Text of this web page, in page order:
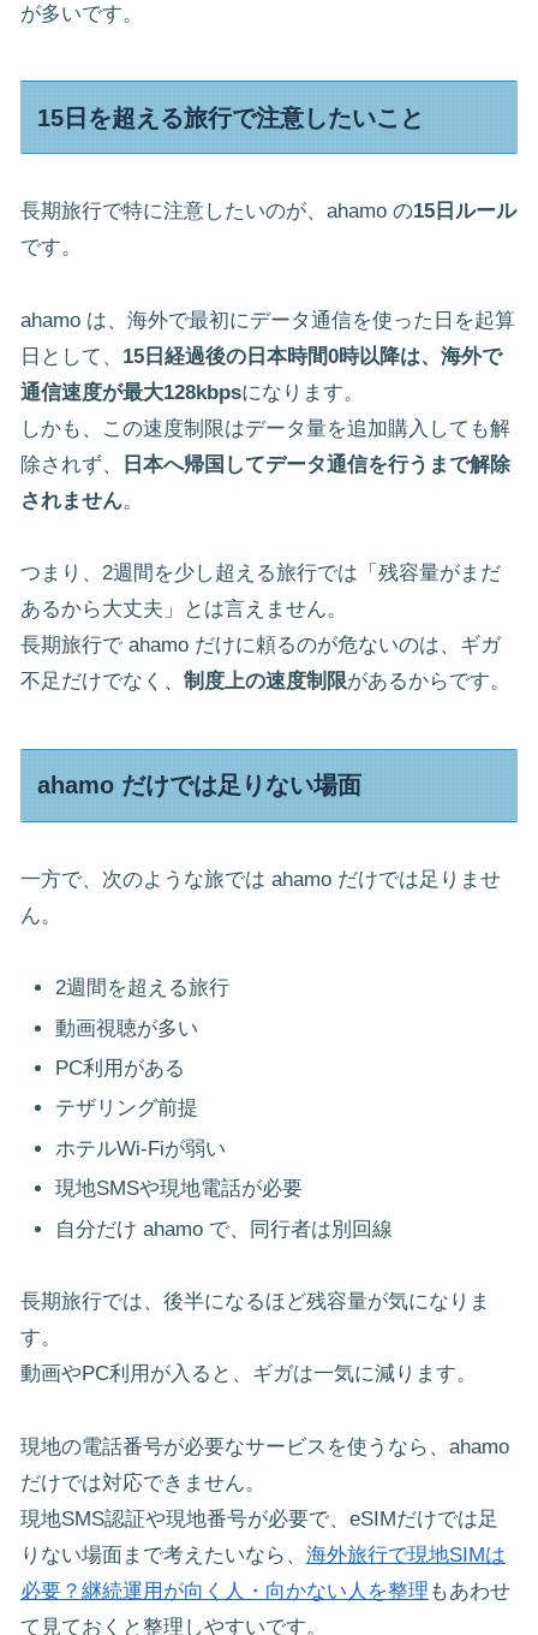
が多いです。
15日を超える旅行で注意したいこと
長期旅行で特に注意したいのが、ahamo の15日ルール
です。
ahamo は、海外で最初にデータ通信を使った日を起算
日として、 15日経過後の日本時間0時以降は、海外で
通信速度が最大128kbpsになります。
しかも、この速度制限はデータ量を追加購入しても解
除されず、
日本へ帰国してデータ通信を行うまで解除
されません。
つまり、2週間を少し超える旅行では「残容量がまだ
あるから大丈夫」とは言えません。
長期旅行で ahamo だけに頼るのが危ないのは、ギガ
不足だけでなく、 制度上の速度制限があるからです。
ahamo だけでは足りない場面
一方で、次のような旅では ahamo だけでは足りませ
ん。
2週間を超える旅行
動画視聴が多い
PC利用がある
テザリング前提
ホテルWi-Fiが弱い
現地SMSや現地電話が必要
自分だけ ahamo で、同行者は別回線
長期旅行では、後半になるほど残容量が気になりま
す。
動画やPC利用が入ると、ギガは一気に減ります。
現地の電話番号が必要なサービスを使うなら、ahamo
だけでは対応できません。
現地SMS認証や現地番号が必要で、eSIMだけでは足
りない場面まで考えたいなら、 海外旅行で現地SIMは
必要？継続運用が向く人・向かない人を整理 もあわせ
て見ておくと整理しやすいです。